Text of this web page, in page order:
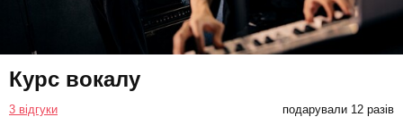
Курс вокалу
3 відгуки подарували 12 разів